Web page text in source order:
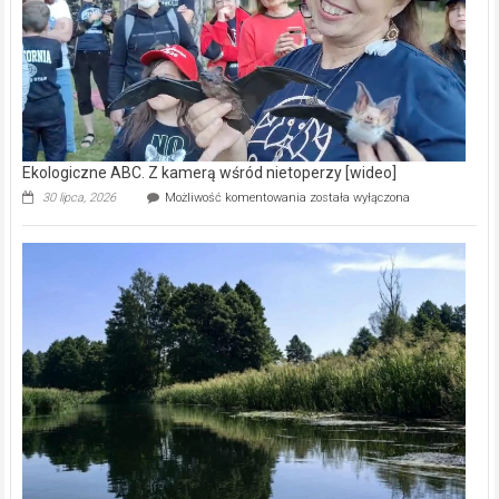
Ekologiczne ABC. Z kamerą wśród nietoperzy [wideo]
30 lipca, 2026 Możliwość komentowania Ekologiczne
kamerą
wśród
została wyłączona